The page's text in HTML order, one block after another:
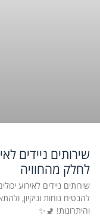
שירותים ניידים
לחלק מהחוויה
שירותים ניידים לאירוע
להבטיח נוחות וניקיון,
והיתרונות! 🚽✨